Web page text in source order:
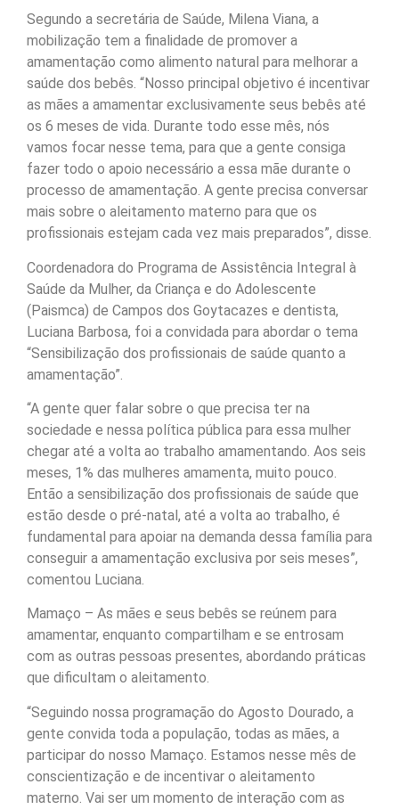
Segundo a secretária de Saúde, Milena Viana, a
mobilização tem a finalidade de promover a
amamentação como alimento natural para melhorar a
saúde dos bebês. “Nosso principal objetivo é incentivar
as mães a amamentar exclusivamente seus bebês até
os 6 meses de vida. Durante todo esse mês, nós
vamos focar nesse tema, para que a gente consiga
fazer todo o apoio necessário a essa mãe durante o
processo de amamentação. A gente precisa conversar
mais sobre o aleitamento materno para que os
profissionais estejam cada vez mais preparados”, disse.
Coordenadora do Programa de Assistência Integral à
Saúde da Mulher, da Criança e do Adolescente
(Paismca) de Campos dos Goytacazes e dentista,
Luciana Barbosa, foi a convidada para abordar o tema
“Sensibilização dos profissionais de saúde quanto a
amamentação”.
“A gente quer falar sobre o que precisa ter na
sociedade e nessa política pública para essa mulher
chegar até a volta ao trabalho amamentando. Aos seis
meses, 1% das mulheres amamenta, muito pouco.
Então a sensibilização dos profissionais de saúde que
estão desde o pré-natal, até a volta ao trabalho, é
fundamental para apoiar na demanda dessa família para
conseguir a amamentação exclusiva por seis meses”,
comentou Luciana.
Mamaço – As mães e seus bebês se reúnem para
amamentar, enquanto compartilham e se entrosam
com as outras pessoas presentes, abordando práticas
que dificultam o aleitamento.
“Seguindo nossa programação do Agosto Dourado, a
gente convida toda a população, todas as mães, a
participar do nosso Mamaço. Estamos nesse mês de
conscientização e de incentivar o aleitamento
materno. Vai ser um momento de interação com as